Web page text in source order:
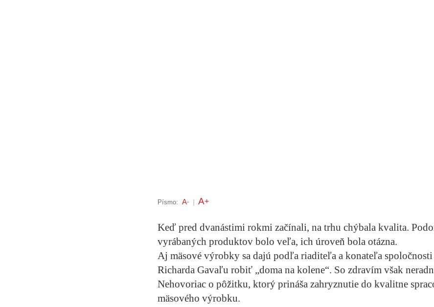
Písmo: A- A+
Keď pred dvanástimi rokmi začínali, na trhu chýbala kvalita.
vyrábaných produktov bolo veľa, ich úroveň bola otázna.
Aj mäsové výrobky sa dajú podľa riaditeľa a konateľa
Richarda Gavaľu robiť „doma na kolene“. So zdravím však
Nehovoriac o pôžitku, ktorý prináša zahryznutie do kvalitne
mäsového výrobku.